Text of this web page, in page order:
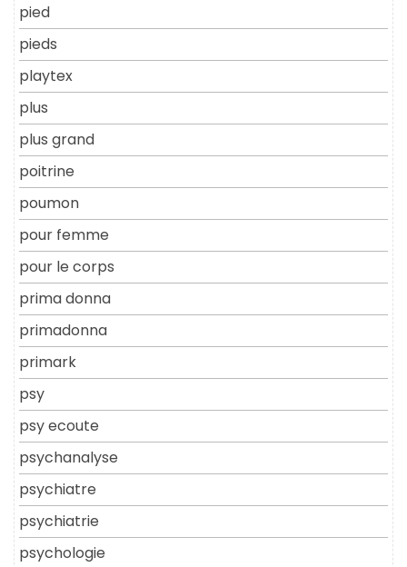
pied
pieds
playtex
plus
plus grand
poitrine
poumon
pour femme
pour le corps
prima donna
primadonna
primark
psy
psy ecoute
psychanalyse
psychiatre
psychiatrie
psychologie